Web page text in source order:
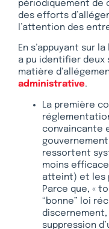
périodiquement de
des efforts
l’attention des
En s’appuyant sur
a pu identifier
matière
administrative.
La première
convaincante
ressortent
moins
atteint) et les
Parce que, «
“bonne” loi
suppression